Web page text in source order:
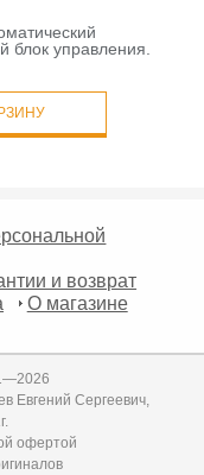
блок управления.
и возврат
О магазине
Евгений Сергеевич,
офертой